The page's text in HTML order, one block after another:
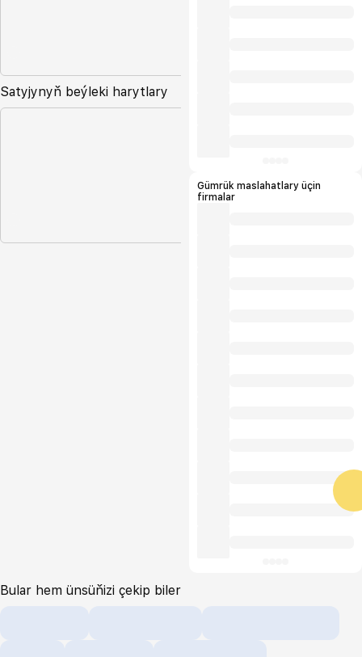
Satyjynyň beýleki harytlary
Gümrük maslahatlary üçin
firmalar
Bular hem ünsüňizi çekip biler